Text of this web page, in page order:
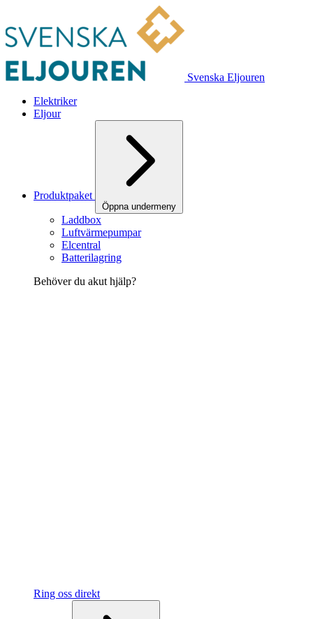
Svenska Eljouren
Elektriker
Eljour
Produktpaket
Öppna undermeny
Laddbox
Luftvärmepumpar
Elcentral
Batterilagring
Behöver du akut hjälp?
Ring oss direkt